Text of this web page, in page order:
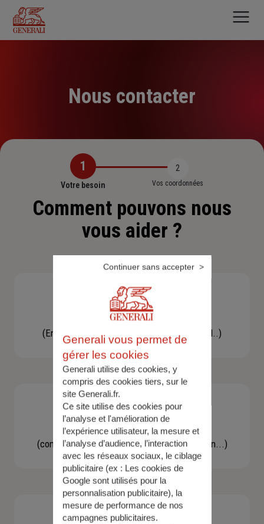
contenu
principal
Nous contacter
1
Votre besoin
2
Vos coordonnées
Comment pouvons nous
vous aider ?
Besoin d'une assistance
(En cas d'accident, bris de glace, un conseil..)
Demande d'information
(concernant une actualité, une réglementation...)
Generali vous permet de
gérer les cookies
Generali utilise des cookies, y
compris des cookies tiers, sur le
site Generali.fr.
Ce site utilise des cookies pour
l’analyse et l'amélioration de
l’expérience utilisateur, la mesure et
l’analyse d’audience, l’interaction
avec les réseaux sociaux, le ciblage
publicitaire (ex : Les cookies de
Google sont utilisés pour la
personnalisation publicitaire), la
mesure de performance de nos
campagnes publicitaires.
Continuer sans accepter